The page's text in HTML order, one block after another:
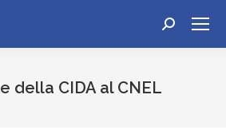
Cerca:
della CIDA al CNEL